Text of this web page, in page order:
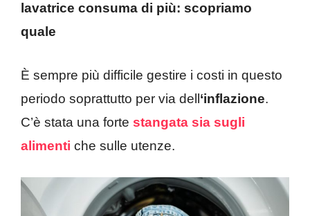
lavatrice consuma di più: scopriamo
quale
È sempre più difficile gestire i costi in questo
periodo soprattutto per via dell‘inflazione.
C’è stata una forte stangata sia sugli
alimenti che sulle utenze.